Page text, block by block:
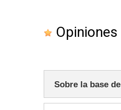
Opiniones
Sobre la base de